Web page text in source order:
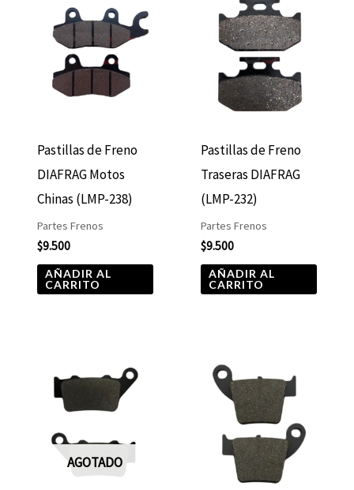
Pastillas de Freno
DIAFRAG Motos
Chinas (LMP-238)
Partes Frenos
$9.500
AÑADIR AL
CARRITO
Pastillas de Freno
Traseras DIAFRAG
(LMP-232)
Partes Frenos
$9.500
AÑADIR AL
CARRITO
AGOTADO